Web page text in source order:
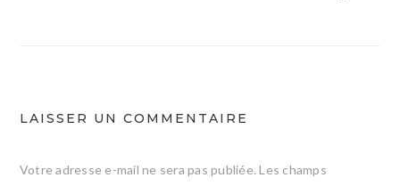
LAISSER UN COMMENTAIRE
Votre adresse e-mail ne sera pas publiée. Les champs